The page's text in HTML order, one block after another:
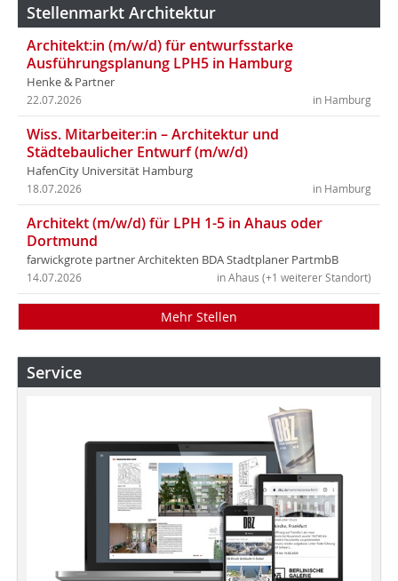
Stellenmarkt Architektur
Architekt:in (m/w/d) für entwurfsstarke
Ausführungsplanung LPH5 in Hamburg
Henke & Partner
in Hamburg
22.07.2026
Wiss. Mitarbeiter:in – Architektur und
Städtebaulicher Entwurf (m/w/d)
HafenCity Universität Hamburg
in Hamburg
18.07.2026
Architekt (m/w/d) für LPH 1-5 in Ahaus oder
Dortmund
farwickgrote partner Architekten BDA Stadtplaner PartmbB
in Ahaus (+1 weiterer Standort)
14.07.2026
Mehr Stellen
Service